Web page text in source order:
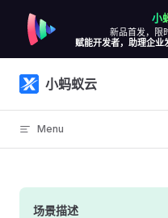
Skip to content
小蚂蚁云
Menu
场景描述
小
新品首发，限
赋能开发者，助理企业